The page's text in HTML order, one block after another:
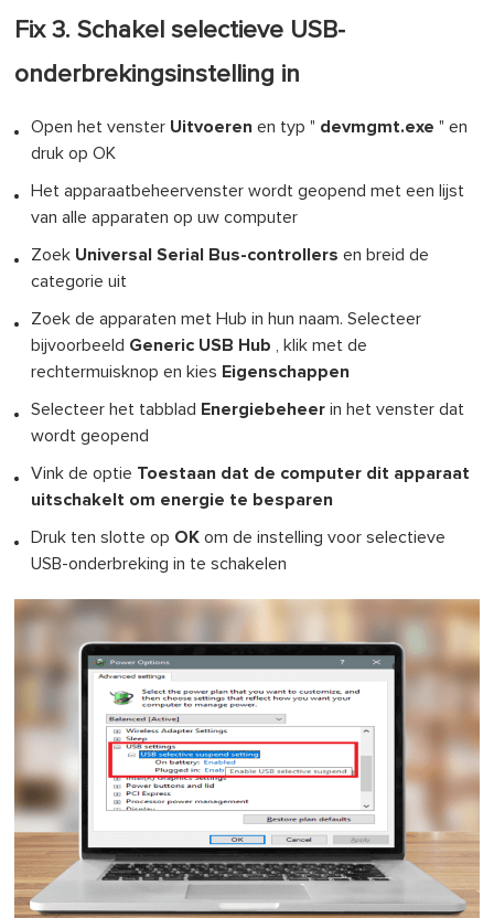
Fix 3. Schakel selectieve USB-
onderbrekingsinstelling in
Open het venster Uitvoeren en typ " devmgmt.exe " en
druk op OK
Het apparaatbeheervenster wordt geopend met een lijst
van alle apparaten op uw computer
Zoek Universal Serial Bus-controllers en breid de
categorie uit
Zoek de apparaten met Hub in hun naam. Selecteer
bijvoorbeeld Generic USB Hub , klik met de
rechtermuisknop en kies Eigenschappen
Selecteer het tabblad Energiebeheer in het venster dat
wordt geopend
Vink de optie Toestaan dat de computer dit apparaat
uitschakelt om energie te besparen
Druk ten slotte op OK om de instelling voor selectieve
USB-onderbreking in te schakelen